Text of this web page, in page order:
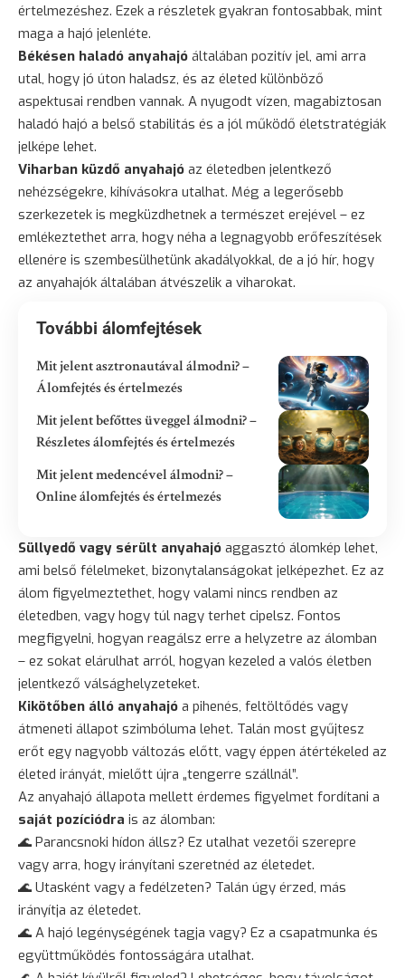
értelmezéshez. Ezek a részletek gyakran fontosabbak, mint
maga a hajó jelenléte.
Békésen haladó anyahajó általában pozitív jel, ami arra
utal, hogy jó úton haladsz, és az életed különböző
aspektusai rendben vannak. A nyugodt vízen, magabiztosan
haladó hajó a belső stabilitás és a jól működő életstratégiák
jelképe lehet.
Viharban küzdő anyahajó az életedben jelentkező
nehézségekre, kihívásokra utalhat. Még a legerősebb
szerkezetek is megküzdhetnek a természet erejével – ez
emlékeztethet arra, hogy néha a legnagyobb erőfeszítések
ellenére is szembesülhetünk akadályokkal, de a jó hír, hogy
az anyahajók általában átvészelik a viharokat.
További álomfejtések
Mit jelent asztronautával álmodni? –
Álomfejtés és értelmezés
Mit jelent befőttes üveggel álmodni? –
Részletes álomfejtés és értelmezés
Mit jelent medencével álmodni? –
Online álomfejtés és értelmezés
Süllyedő vagy sérült anyahajó aggasztó álomkép lehet,
ami belső félelmeket, bizonytalanságokat jelképezhet. Ez az
álom figyelmeztethet, hogy valami nincs rendben az
életedben, vagy hogy túl nagy terhet cipelsz. Fontos
megfigyelni, hogyan reagálsz erre a helyzetre az álomban
– ez sokat elárulhat arról, hogyan kezeled a valós életben
jelentkező válsághelyzeteket.
Kikötőben álló anyahajó a pihenés, feltöltődés vagy
átmeneti állapot szimbóluma lehet. Talán most gyűjtesz
erőt egy nagyobb változás előtt, vagy éppen átértékeled az
életed irányát, mielőtt újra „tengerre szállnál”.
Az anyahajó állapota mellett érdemes figyelmet fordítani a
saját pozíciódra is az álomban:
🌊 Parancsnoki hídon állsz? Ez utalhat vezetői szerepre
vagy arra, hogy irányítani szeretnéd az életedet.
🌊 Utasként vagy a fedélzeten? Talán úgy érzed, más
irányítja az életedet.
🌊 A hajó legénységének tagja vagy? Ez a csapatmunka és
együttműködés fontosságára utalhat.